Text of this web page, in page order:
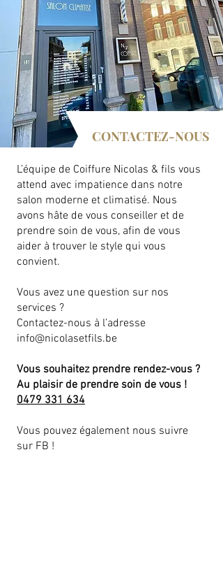
CONTACTEZ-NOUS
L’équipe de Coiffure Nicolas & fils vous
attend avec impatience dans notre
salon moderne et climatisé. Nous
avons hâte de vous conseiller et de
prendre soin de vous, afin de vous
aider à trouver le style qui vous
convient.
Vous avez une question sur nos
services ?
Contactez-nous à l’adresse
info@nicolasetfils.be
Vous souhaitez prendre rendez-vous ?
Au plaisir de prendre soin de vous !
0479 331 634
Vous pouvez également nous suivre
sur FB !